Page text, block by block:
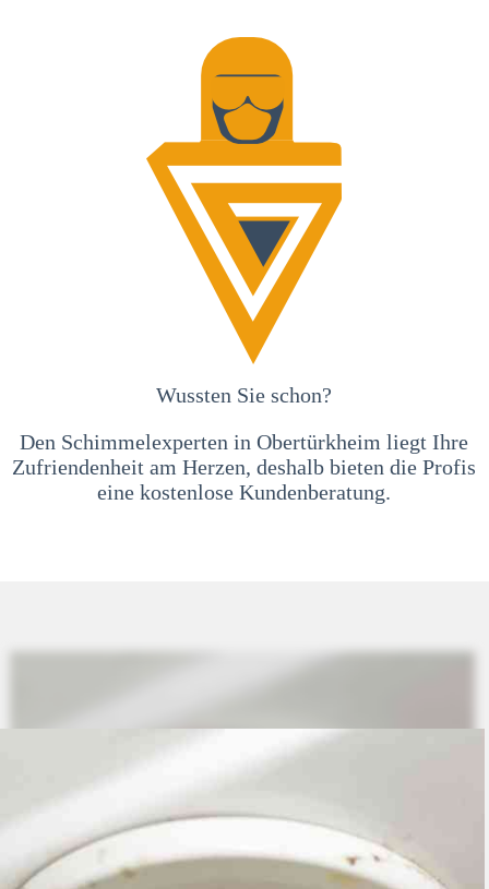
Wussten Sie schon?
Den Schimmelexperten in Obertürkheim liegt Ihre
Zufriendenheit am Herzen, deshalb bieten die Profis
eine kostenlose Kundenberatung.